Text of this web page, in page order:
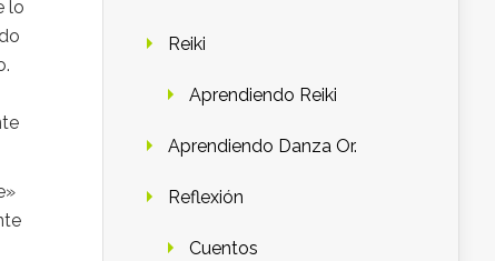
lo
Reiki
Aprendiendo Reiki
Aprendiendo Danza Or.
Reflexión
Cuentos